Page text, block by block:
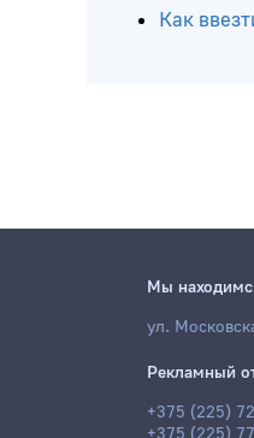
Какие
Мы
ул.